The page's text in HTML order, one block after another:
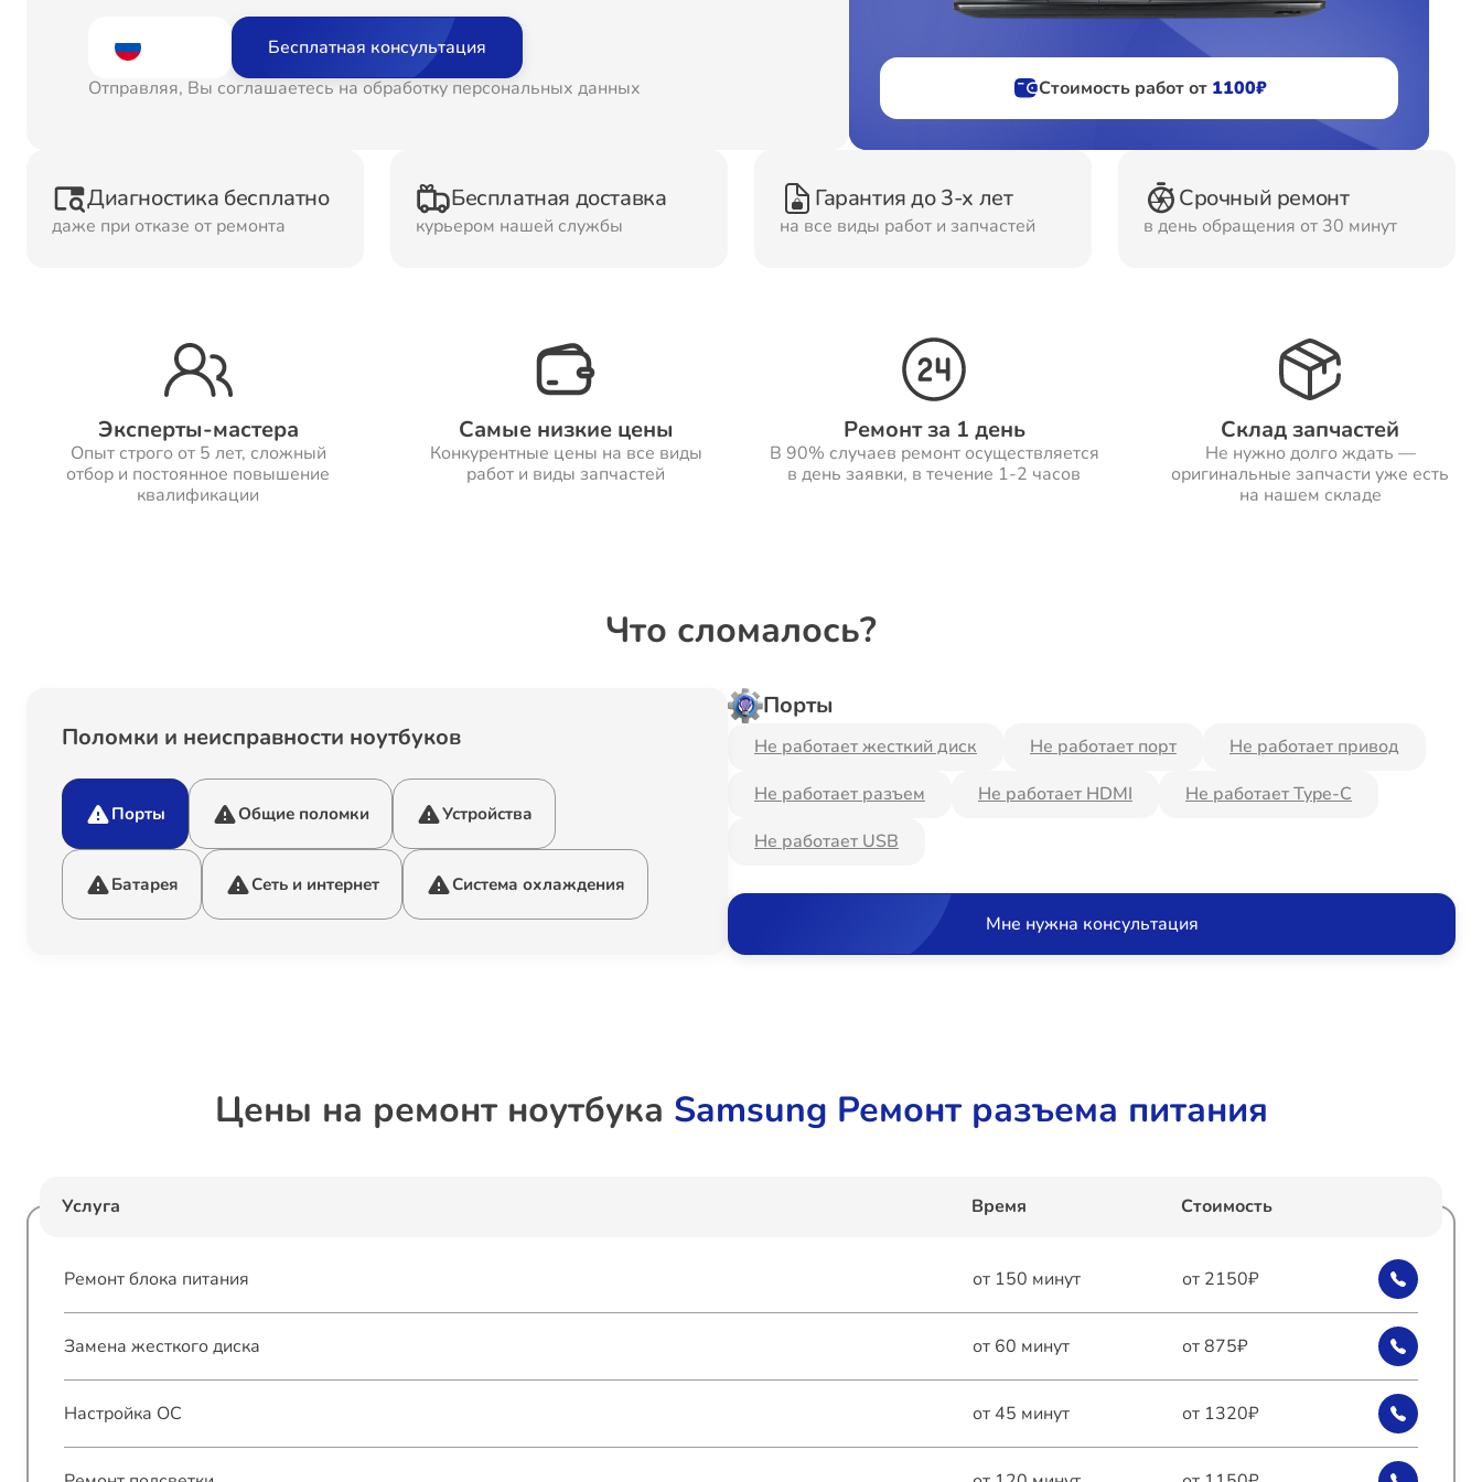
Бесплатная консультация
Отправляя, Вы соглашаетесь на обработку персональных данных
Стоимость работ от 1100₽
Диагностика бесплатно
даже при отказе от ремонта
Бесплатная доставка
курьером нашей службы
Гарантия до 3-х лет
на все виды работ и запчастей
Срочный ремонт
в день обращения от 30 минут
Эксперты-мастера
Опыт строго от 5 лет, сложный
отбор и постоянное повышение
квалификации
Самые низкие цены
Конкурентные цены на все виды
работ и виды запчастей
Ремонт за 1 день
В 90% случаев ремонт осуществляется
в день заявки, в течение 1-2 часов
Склад запчастей
Не нужно долго ждать —
оригинальные запчасти уже есть
на нашем складе
Что сломалось?
Поломки и неисправности ноутбуков
Порты Общие поломки Устройства
Батарея Сеть и интернет Система охлаждения
Порты
Не работает жесткий диск Не работает порт
Не работает привод
Не работает разъем
Не работает HDMI
Не работает Type-C
Не работает USB
Мне нужна консультация
Цены на ремонт ноутбука Samsung Ремонт разъема питания
Услуга Время Стоимость
Ремонт блока питания от 150 минут от 2150₽
Замена жесткого диска от 60 минут от 875₽
Настройка ОС от 45 минут от 1320₽
Водонагревателей
Ремонт Вытяжек
Ремонт Кондиционеров
Ремонт Сушильных
Ремонт Стиральных
Ремонт Микроволновых
печей
Ремонт Смарт-часов
Ремонт Сплит-систем